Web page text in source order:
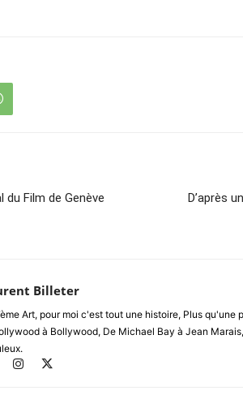
Film de Genève
D’après
Billeter
Art, pour moi c'est tout une histoire, Plus qu'une
à Bollywood, De Michael Bay à Jean